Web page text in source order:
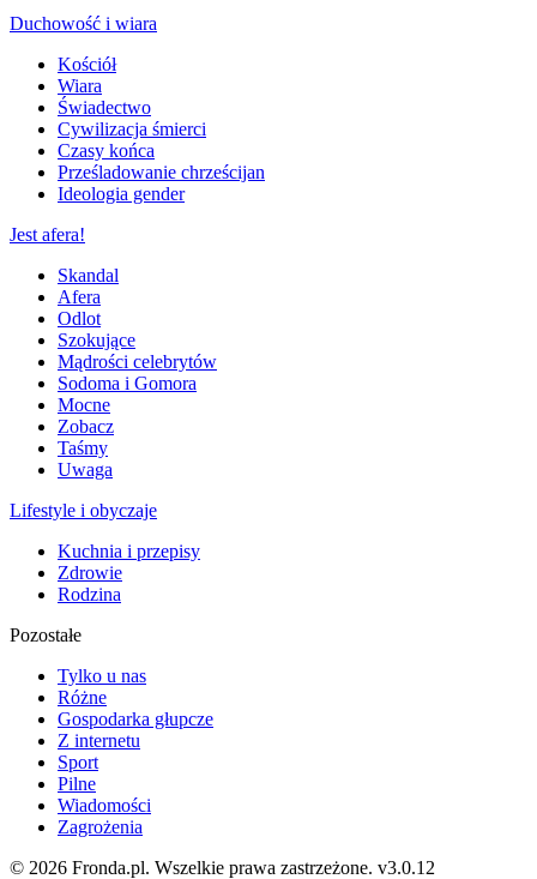
Duchowość i wiara
Kościół
Wiara
Świadectwo
Cywilizacja śmierci
Czasy końca
Prześladowanie chrześcijan
Ideologia gender
Jest afera!
Skandal
Afera
Odlot
Szokujące
Mądrości celebrytów
Sodoma i Gomora
Mocne
Zobacz
Taśmy
Uwaga
Lifestyle i obyczaje
Kuchnia i przepisy
Zdrowie
Rodzina
Pozostałe
Tylko u nas
Różne
Gospodarka głupcze
Z internetu
Sport
Pilne
Wiadomości
Zagrożenia
© 2026 Fronda.pl. Wszelkie prawa zastrzeżone. v3.0.12